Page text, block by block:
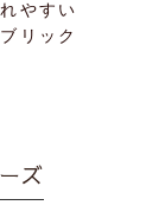
やすい
リック
ズ